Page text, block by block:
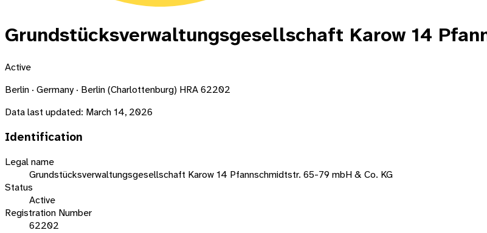
Grundstücksverwaltungsgesellschaft Karow 14
Active
Berlin · Germany · Berlin (Charlottenburg) HRA 62202
Data last updated: March 14, 2026
Identification
Legal name
Grundstücksverwaltungsgesellschaft Karow 14 Pfannschmidtstr. 65-79 mbH & Co. KG
Status
Active
Registration Number
62202